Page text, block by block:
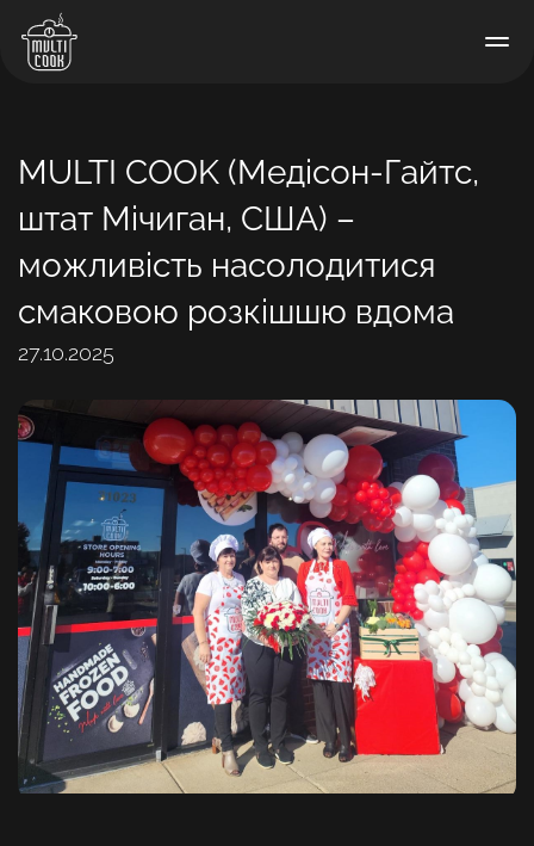
MULTI COOK (Медісон-Гайтс,
штат Мічиган, США) –
можливість насолодитися
смаковою розкішшю вдома
27.10.2025